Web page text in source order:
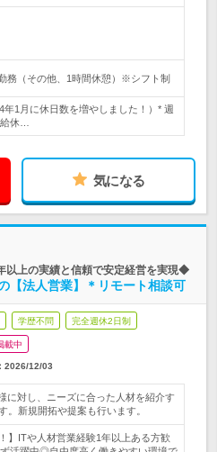
務（その他、1時間休憩）※シフト制
1月に休日数を増やしました！）* 週
休…
気になる
以上の実績と信頼で安定経営を実現◆
【法人営業】＊リモート相談可
学歴不問 完全週休2日制
載中
2026/12/03
に対し、ニーズに合った人材を紹介す
。新規開拓や提案も行います。
】ITや人材営業経験1年以上ある方歓